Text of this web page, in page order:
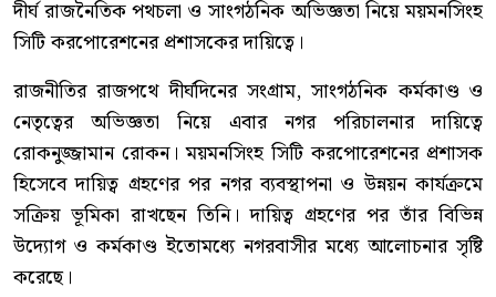
দীর্ঘ রাজনৈতিক পথচলা ও সাংগঠনিক অভিজ্ঞতা নিয়ে ময়মনসিংহ
সিটি করপোরেশনের প্রশাসকের দায়িত্বে।
রাজনীতির রাজপথে দীর্ঘদিনের সংগ্রাম, সাংগঠনিক কর্মকাণ্ড ও
নেতৃত্বের অভিজ্ঞতা নিয়ে এবার নগর পরিচালনার দায়িত্বে
রোকনুজ্জামান রোকন। ময়মনসিংহ সিটি করপোরেশনের প্রশাসক
হিসেবে দায়িত্ব গ্রহণের পর নগর ব্যবস্থাপনা ও উন্নয়ন কার্যক্রমে
সক্রিয় ভূমিকা রাখছেন তিনি। দায়িত্ব গ্রহণের পর তাঁর বিভিন্ন
উদ্যোগ ও কর্মকাণ্ড ইতোমধ্যে নগরবাসীর মধ্যে আলোচনার সৃষ্টি
করেছে।